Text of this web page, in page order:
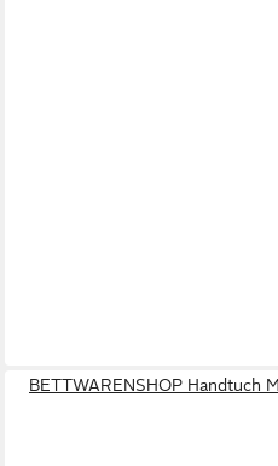
BETTWARENSHOP Handtuch